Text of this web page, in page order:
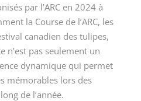
par l’ARC en 2024 à
la Course de l’ARC, les
canadien des tulipes,
n’est pas seulement un
dynamique qui permet
mémorables lors des
de l’année.